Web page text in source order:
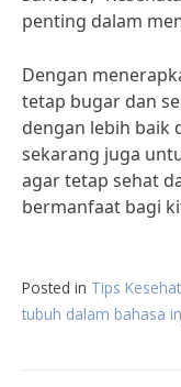
penting dalam
Dengan
tetap bugar dan
dengan lebih baik
sekarang juga
agar tetap sehat
bermanfaat bagi
Posted in Tips
tubuh dalam bahasa